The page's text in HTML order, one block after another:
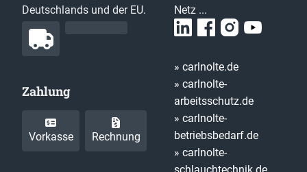
Deutschlands und der EU.
Zahlung
Vorkasse Rechnung
Netz ...
» carlnolte.de
» carlnolte-
arbeitsschutz.de
» carlnolte-
betriebsbedarf.de
» carlnolte-